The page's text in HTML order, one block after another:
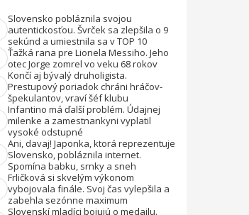
Slovensko pobláznila svojou
autentickosťou. Švrček sa zlepšila o 9
sekúnd a umiestnila sa v TOP 10
Ťažká rana pre Lionela Messiho. Jeho
otec Jorge zomrel vo veku 68 rokov
Končí aj bývalý druholigista.
Prestupový poriadok chráni hráčov-
špekulantov, vraví šéf klubu
Infantino má ďalší problém. Údajnej
milenke a zamestnankyni vyplatil
vysoké odstupné
Ani, davaj! Japonka, ktorá reprezentuje
Slovensko, pobláznila internet.
Spomína babku, srnky a sneh
Frličková si skvelým výkonom
vybojovala finále. Svoj čas vylepšila a
zabehla sezónne maximum
Slovenskí mladíci bojujú o medailu.